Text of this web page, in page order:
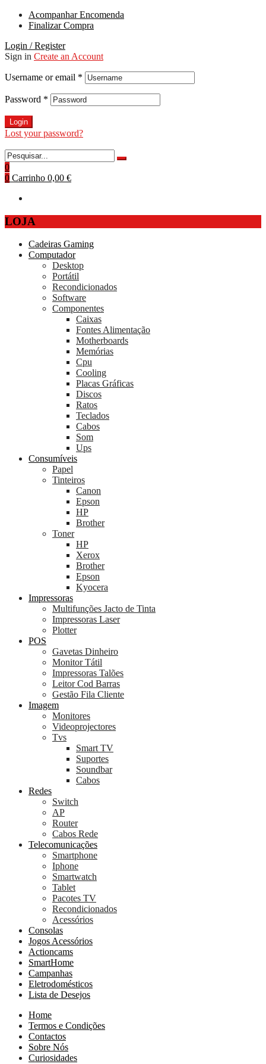
Acompanhar Encomenda
Finalizar Compra
Login / Register
Sign in Create an Account
Username or email *
Password *
Login
Lost your password?
0
0 Carrinho 0,00 €
LOJA
Cadeiras Gaming
Computador
Desktop
Portátil
Recondicionados
Software
Componentes
Caixas
Fontes Alimentação
Motherboards
Memórias
Cpu
Cooling
Placas Gráficas
Discos
Ratos
Teclados
Cabos
Som
Ups
Consumíveis
Papel
Tinteiros
Canon
Epson
HP
Brother
Toner
HP
Xerox
Brother
Epson
Kyocera
Impressoras
Multifunções Jacto de Tinta
Impressoras Laser
Plotter
POS
Gavetas Dinheiro
Monitor Tátil
Impressoras Talões
Leitor Cod Barras
Gestão Fila Cliente
Imagem
Monitores
Videoprojectores
Tvs
Smart TV
Suportes
Soundbar
Cabos
Redes
Switch
AP
Router
Cabos Rede
Telecomunicações
Smartphone
Iphone
Smartwatch
Tablet
Pacotes TV
Recondicionados
Acessórios
Consolas
Jogos Acessórios
Actioncams
SmartHome
Campanhas
Eletrodomésticos
Lista de Desejos
Home
Termos e Condições
Contactos
Sobre Nós
Curiosidades